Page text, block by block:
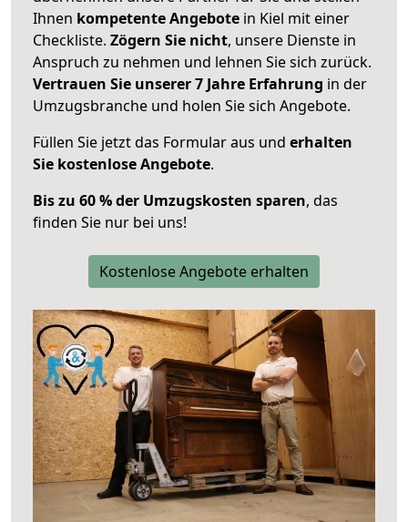
Ihnen kompetente Angebote in Kiel mit einer
Checkliste. Zögern Sie nicht, unsere Dienste in
Anspruch zu nehmen und lehnen Sie sich zurück.
Vertrauen Sie unserer 7 Jahre Erfahrung in der
Umzugsbranche und holen Sie sich Angebote.
Füllen Sie jetzt das Formular aus und erhalten
Sie kostenlose Angebote.
Bis zu 60 % der Umzugskosten sparen, das
finden Sie nur bei uns!
Kostenlose Angebote erhalten